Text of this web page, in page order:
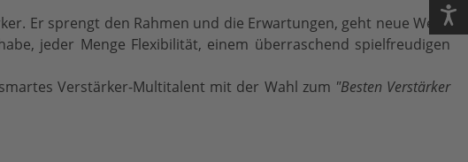
Er sprengt den Rahmen und die Erwartungen, geht neue Wege
jeder Menge Flexibilität, einem überraschend spielfreudigen
Verstärker-Multitalent mit der Wahl zum "Besten Verstärker